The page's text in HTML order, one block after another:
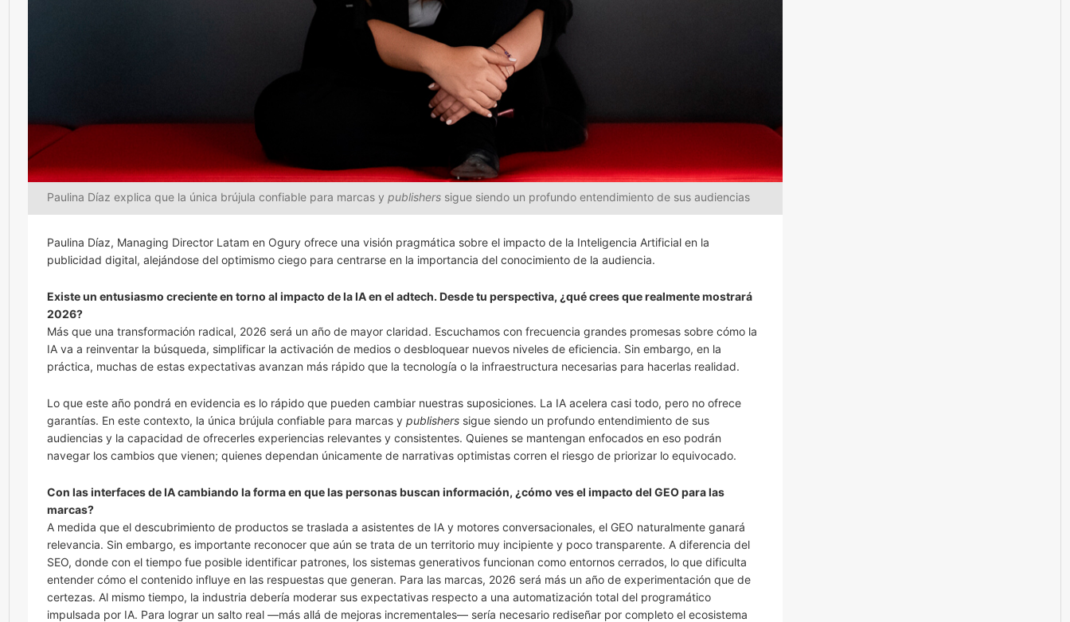
Paulina Díaz explica que la única brújula confiable para marcas y publishers sigue siendo un profundo entendimiento de sus audiencias
Paulina Díaz, Managing Director Latam en Ogury ofrece una visión pragmática sobre el impacto de la Inteligencia Artificial en la
publicidad digital, alejándose del optimismo ciego para centrarse en la importancia del conocimiento de la audiencia.
Existe un entusiasmo creciente en torno al impacto de la IA en el adtech. Desde tu perspectiva, ¿qué crees que realmente mostrará
2026?
Más que una transformación radical, 2026 será un año de mayor claridad. Escuchamos con frecuencia grandes promesas sobre cómo la
IA va a reinventar la búsqueda, simplificar la activación de medios o desbloquear nuevos niveles de eficiencia. Sin embargo, en la
práctica, muchas de estas expectativas avanzan más rápido que la tecnología o la infraestructura necesarias para hacerlas realidad.
Lo que este año pondrá en evidencia es lo rápido que pueden cambiar nuestras suposiciones. La IA acelera casi todo, pero no ofrece
garantías. En este contexto, la única brújula confiable para marcas y publishers sigue siendo un profundo entendimiento de sus
audiencias y la capacidad de ofrecerles experiencias relevantes y consistentes. Quienes se mantengan enfocados en eso podrán
navegar los cambios que vienen; quienes dependan únicamente de narrativas optimistas corren el riesgo de priorizar lo equivocado.
Con las interfaces de IA cambiando la forma en que las personas buscan información, ¿cómo ves el impacto del GEO para las
marcas?
A medida que el descubrimiento de productos se traslada a asistentes de IA y motores conversacionales, el GEO naturalmente ganará
relevancia. Sin embargo, es importante reconocer que aún se trata de un territorio muy incipiente y poco transparente. A diferencia del
SEO, donde con el tiempo fue posible identificar patrones, los sistemas generativos funcionan como entornos cerrados, lo que dificulta
entender cómo el contenido influye en las respuestas que generan. Para las marcas, 2026 será más un año de experimentación que de
certezas. Al mismo tiempo, la industria debería moderar sus expectativas respecto a una automatización total del programático
impulsada por IA. Para lograr un salto real —más allá de mejoras incrementales— sería necesario rediseñar por completo el ecosistema